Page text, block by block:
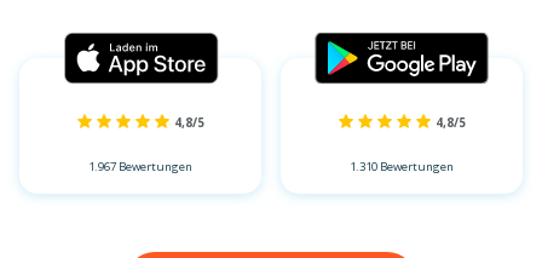
4,8/5
1.967 Bewertungen
4,8/5
1.310 Bewertungen